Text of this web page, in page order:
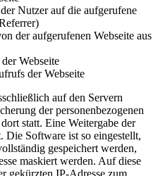
Nutzer auf die aufgerufene
der aufgerufenen Webseite aus
Webseite
der Webseite
auf den Servern
der personenbezogenen
statt. Eine Weitergabe der
Software ist so eingestellt,
gespeichert werden,
maskiert werden. Auf diese
gekürzten IP-Adresse zum